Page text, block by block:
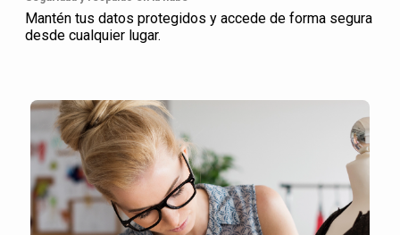
Mantén tus datos protegidos y accede de forma segura
desde cualquier lugar.